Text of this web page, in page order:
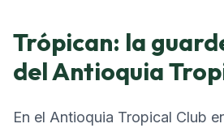
Trópican: la
del Antioquia
En el Antioquia Tropical Club